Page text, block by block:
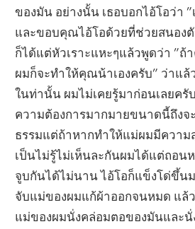
ของมัน อย่างนั้น เธอบอกไอ้โอว่า
และขอบคุณไอ้โอด้วยที่ช่วยสนองตั
ก็ได้แต่หัวเราะแหะๆแล้วพูดว่า ”ถ้
ผมก็จะทำให้คุณน้าเองครับ” ว่าแ
ในท่านั้น ผมไม่เคยรู้มาก่อนเลยค
ความต้องการมากมายขนาดนี้ถึงจ
ธรรมแต่ถ้าหากทำให้แม่ผมมีความ
เป็นไม่รู้ไม่เห็นละกันผมได้แต่ถอน
จูบกันได้ไม่นาน ไอ้โอก็แข็งโด่ขึ้น
จับแม่ของผมแก้ผ้าออกจนหมด แล้
แม่ของผมนั่งคล่อมตอของมันและ